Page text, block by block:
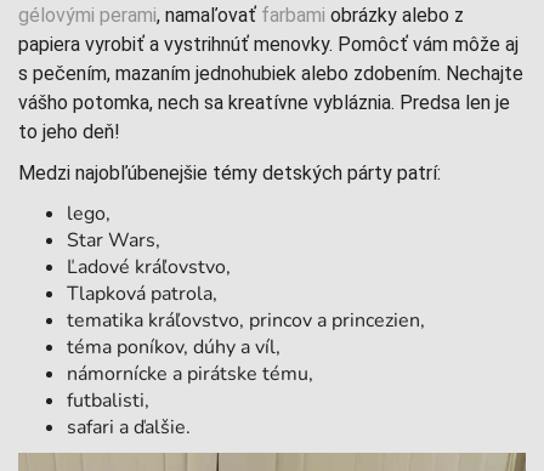
gélovými perami, namaľovať farbami obrázky alebo z
papiera vyrobiť a vystrihnúť menovky. Pomôcť vám môže aj
s pečením, mazaním jednohubiek alebo zdobením. Nechajte
vášho potomka, nech sa kreatívne vybláznia. Predsa len je
to jeho deň!
Medzi najobľúbenejšie témy detských párty patrí:
lego,
Star Wars,
Ľadové kráľovstvo,
Tlapková patrola,
tematika kráľovstvo, princov a princezien,
téma poníkov, dúhy a víl,
námornícke a pirátske tému,
futbalisti,
safari a ďalšie.